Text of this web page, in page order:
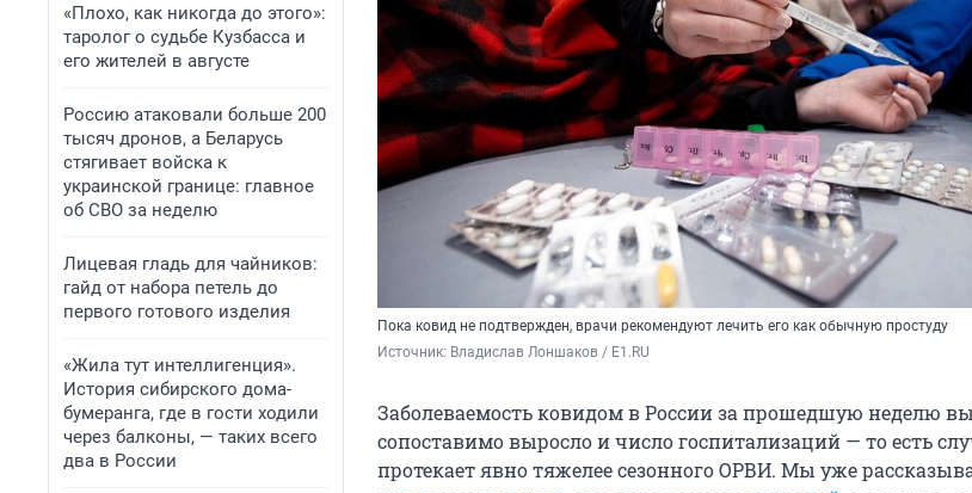
«Плохо, как никогда до этого»:
таролог о судьбе Кузбасса и
его жителей в августе
Россию атаковали больше 200
тысяч дронов, а Беларусь
стягивает войска к
украинской границе: главное
об СВО за неделю
Лицевая гладь для чайников:
гайд от набора петель до
первого готового изделия
«Жила тут интеллигенция».
История сибирского дома-
бумеранга, где в гости ходили
через балконы, — таких всего
два в России
Пока ковид не подтвержден, врачи рекомендуют лечить его как обычную простуду
Источник: Владислав Лоншаков / E1.RU
Заболеваемость ковидом в России за прошедшую неделю
сопоставимо выросло и число госпитализаций — то есть
протекает явно тяжелее сезонного ОРВИ. Мы уже